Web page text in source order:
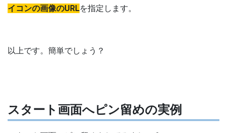
イコンの画像のURLを指定します。
以上です。簡単でしょう？
スタート画面へピン留めの実例